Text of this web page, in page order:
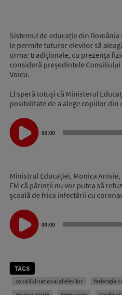
Sistemul de educație din
le permite tuturor elevilor să
urma: tradiționale, cu prezența
consideră președintele Consiliului
Voicu.
El speră totuși că Ministerul
posibilitate de a alege copiilor din
Audio
Player
00:00
Ministrul Educației, Monica
FM că părinții nu vor putea să
școală de frica infectării cu
Audio
Player
00:00
TAGS
consiliul national al elevilor
federația